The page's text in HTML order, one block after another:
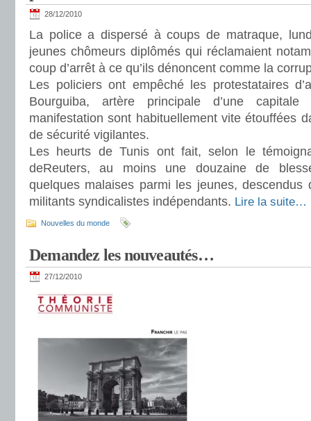
28/12/2010
La police a dispersé à coups de matraque,
jeunes chômeurs diplômés qui réclamaient
coup d’arrêt à ce qu’ils dénoncent comme la
Les policiers ont empêché les protestataires
Bourguiba, artère principale d’une
manifestation sont habituellement vite étouffées
de sécurité vigilantes.
Les heurts de Tunis ont fait, selon le
deReuters, au moins une douzaine de
quelques malaises parmi les jeunes, descendus
militants syndicalistes indépendants. Lire la suite…
Nouvelles du monde
Demandez les nouveautés…
27/12/2010